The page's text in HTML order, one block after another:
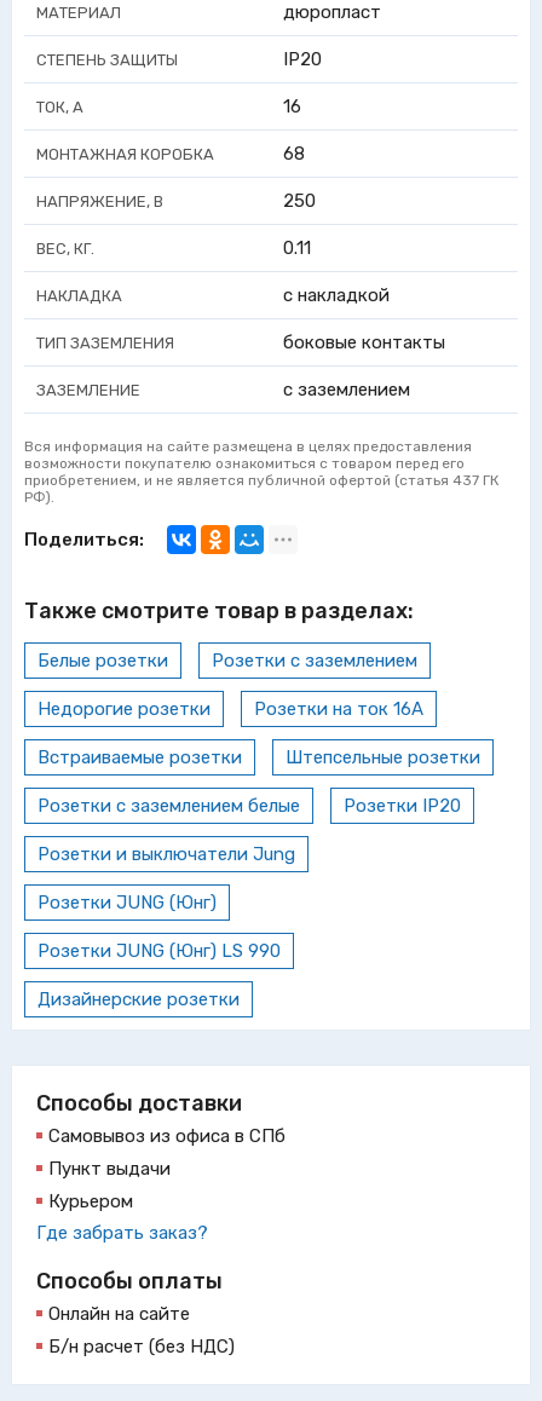
МАТЕРИАЛ дюропласт
СТЕПЕНЬ ЗАЩИТЫ IP20
ТОК, А 16
МОНТАЖНАЯ КОРОБКА 68
НАПРЯЖЕНИЕ, В 250
ВЕС, КГ. 0.11
НАКЛАДКА с накладкой
ТИП ЗАЗЕМЛЕНИЯ боковые контакты
ЗАЗЕМЛЕНИЕ с заземлением
Вся информация на сайте размещена в целях предоставления
возможности покупателю ознакомиться с товаром перед его
приобретением, и не является публичной офертой (статья 437 ГК
РФ).
Поделиться:
Также смотрите товар в разделах:
Белые розетки Розетки с заземлением
Недорогие розетки Розетки на ток 16А
Встраиваемые розетки Штепсельные розетки
Розетки с заземлением белые Розетки IP20
Розетки и выключатели Jung
Розетки JUNG (Юнг)
Розетки JUNG (Юнг) LS 990
Дизайнерские розетки
Способы доставки
Самовывоз из офиса в СПб
Пункт выдачи
Курьером
Где забрать заказ?
Способы оплаты
Онлайн на сайте
Б/н расчет (без НДС)